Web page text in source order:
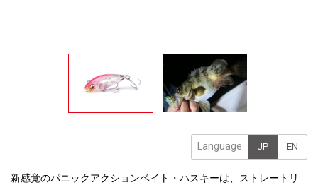
Language JP EN
新感覚のパニックアクションベイト・ハスキーは、ストレートリ